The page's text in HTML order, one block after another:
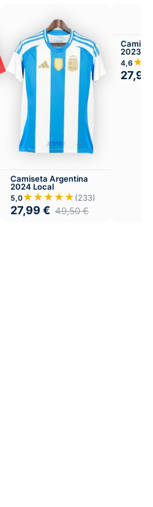
Camiseta Argentina
2024 Local
5,0★★★★★(233)
27,99 € 49,50€
2023-
4,6
27,99